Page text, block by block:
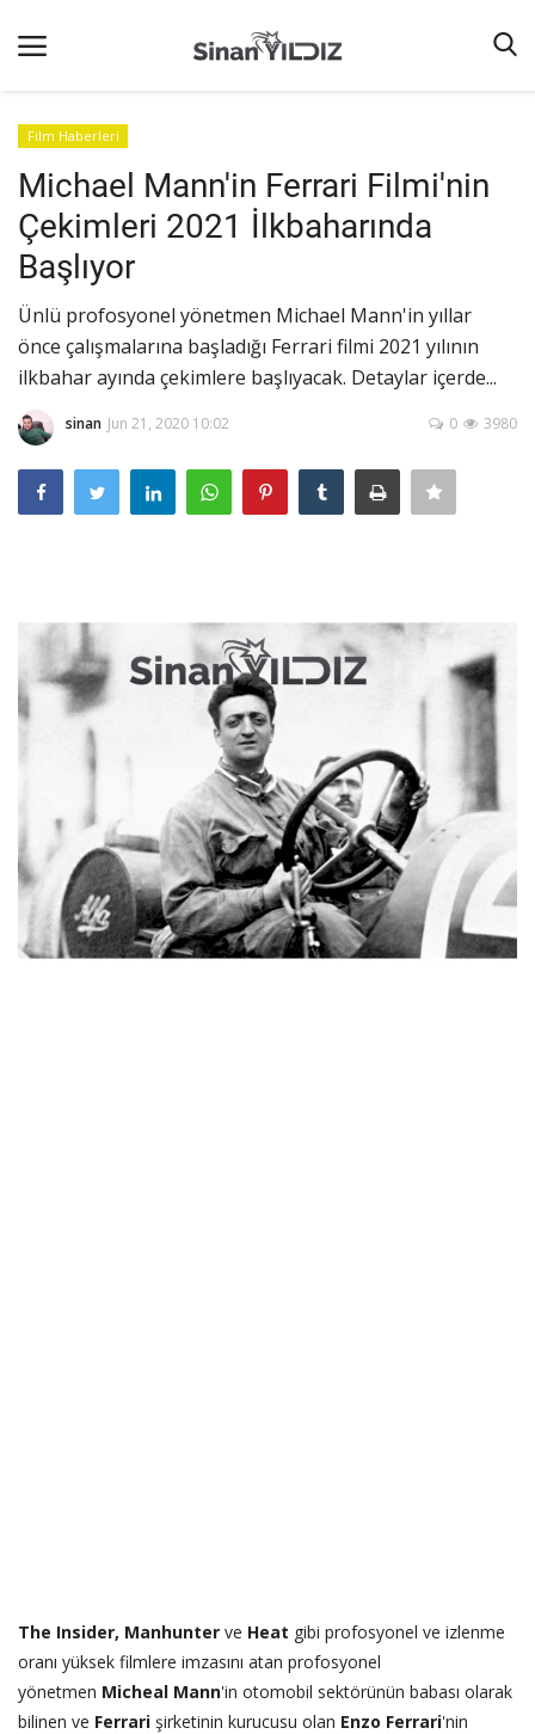
Ana Sayfa
Listeler
iletişim
Terms & Conditions
Reklam
Oyun
Güncel
İnternet
Youtube
Ben Kimim ?
Oturum aç
Register
Film Haberleri
Michael Mann'in Ferrari Filmi'nin
Çekimleri 2021 İlkbaharında
Başlıyor
Ünlü profosyonel yönetmen Michael Mann'in yıllar
önce çalışmalarına başladığı Ferrari filmi 2021 yılının
ilkbahar ayında çekimlere başlıyacak. Detaylar içerde...
sinan Jun 21, 2020 10:02 3980
0
The Insider, Manhunter ve Heat gibi profosyonel ve izlenme
oranı yüksek filmlere imzasını atan profosyonel
yönetmen Micheal Mann'in otomobil sektörünün babası olarak
bilinen ve Ferrari şirketinin kurucusu olan Enzo Ferrari'nin